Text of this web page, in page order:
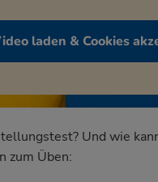
laden & Cookies
Und wie
zum Üben: